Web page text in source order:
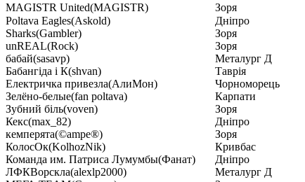
MAGISTR United(MAGISTR)
Зоря
Poltava Eagles(Askold)
Дніпро
Sharks(Gambler)
Зоря
unREAL(Rock)
Зоря
бабай(sasavp)
Металург Д
Бабангіда і К(shvan)
Таврія
Електричка привезла(АлиМон)
Чорноморець
Зелёно-белые(fan poltava)
Карпати
Зубний біль(voven)
Зоря
Кекс(max_82)
Дніпро
кемперята(©ampe®)
Зоря
КолосОк(KolhozNik)
Кривбас
Команда им. Патриса Лумумбы(Фанат)
Дніпро
ЛФКВорскла(alexlp2000)
Металург Д